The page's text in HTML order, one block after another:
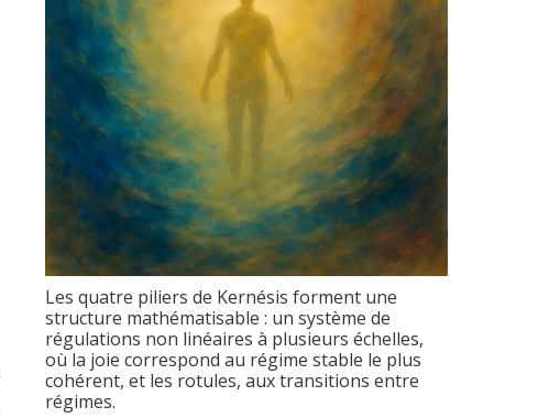
Les quatre piliers de Kernésis forment une
structure mathématisable : un système de
régulations non linéaires à plusieurs échelles,
où la joie correspond au régime stable le plus
cohérent, et les rotules, aux transitions entre
régimes.